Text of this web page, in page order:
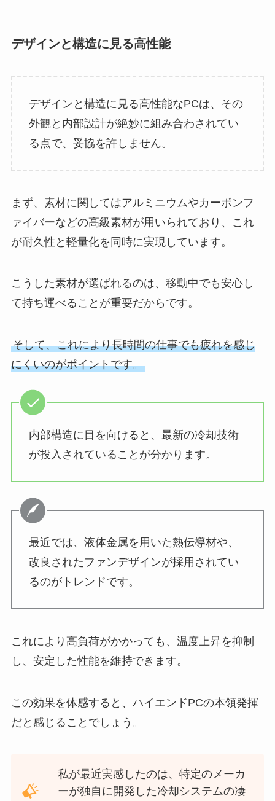
デザインと構造に見る高性能
デザインと構造に見る高性能なPCは、その
外観と内部設計が絶妙に組み合わされてい
る点で、妥協を許しません。
まず、素材に関してはアルミニウムやカーボンフ
ァイバーなどの高級素材が用いられており、これ
が耐久性と軽量化を同時に実現しています。
こうした素材が選ばれるのは、移動中でも安心し
て持ち運べることが重要だからです。
そして、これにより長時間の仕事でも疲れを感じ
にくいのがポイントです。
内部構造に目を向けると、最新の冷却技術
が投入されていることが分かります。
最近では、液体金属を用いた熱伝導材や、
改良されたファンデザインが採用されてい
るのがトレンドです。
これにより高負荷がかかっても、温度上昇を抑制
し、安定した性能を維持できます。
この効果を体感すると、ハイエンドPCの本領発揮
だと感じることでしょう。
私が最近実感したのは、特定のメーカ
ーが独自に開発した冷却システムの凄